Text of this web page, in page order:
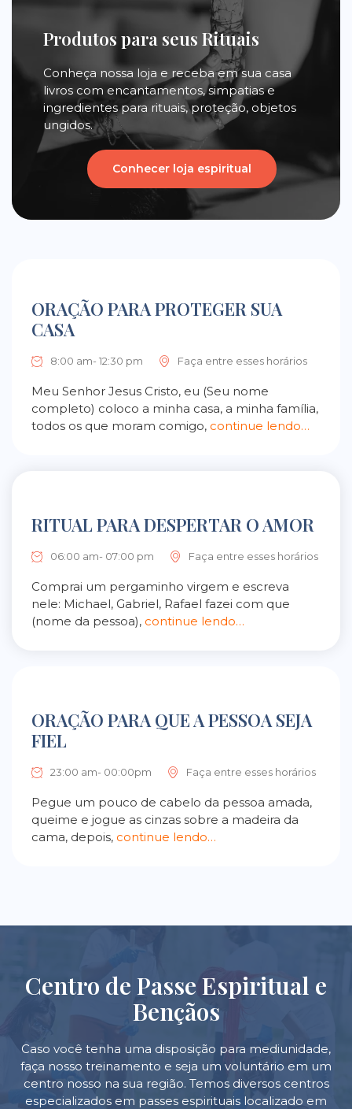
Produtos para seus Rituais
Conheça nossa loja e receba em sua casa
livros com encantamentos, simpatias e
ingredientes para rituais, proteção, objetos
ungidos.
Conhecer loja espiritual
ORAÇÃO PARA PROTEGER SUA
CASA
8:00 am- 12:30 pm Faça entre esses horários
Meu Senhor Jesus Cristo, eu (Seu nome
completo) coloco a minha casa, a minha família,
todos os que moram comigo, continue lendo…
RITUAL PARA DESPERTAR O AMOR
06:00 am- 07:00 pm Faça entre esses horários
Comprai um pergaminho virgem e escreva
nele: Michael, Gabriel, Rafael fazei com que
(nome da pessoa), continue lendo…
ORAÇÃO PARA QUE A PESSOA SEJA
FIEL
23:00 am- 00:00pm Faça entre esses horários
Pegue um pouco de cabelo da pessoa amada,
queime e jogue as cinzas sobre a madeira da
cama, depois, continue lendo…
Centro de Passe Espiritual e
Bençãos
Caso você tenha uma disposição para mediunidade,
faça nosso treinamento e seja um voluntário em um
centro nosso na sua região. Temos diversos centros
especializados em passes espirituais localizado em